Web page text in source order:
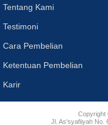
Tentang Kami
Testimoni
Cara Pembelian
Ketentuan Pembelian
Karir
Copyright
Jl. As'syafiiyah No.